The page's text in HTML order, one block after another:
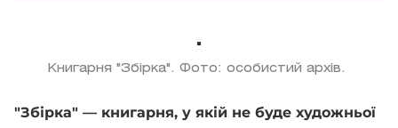
Книгарня "Збірка". Фото: особистий архів.
"Збірка" — книгарня, у якій не буде художньої